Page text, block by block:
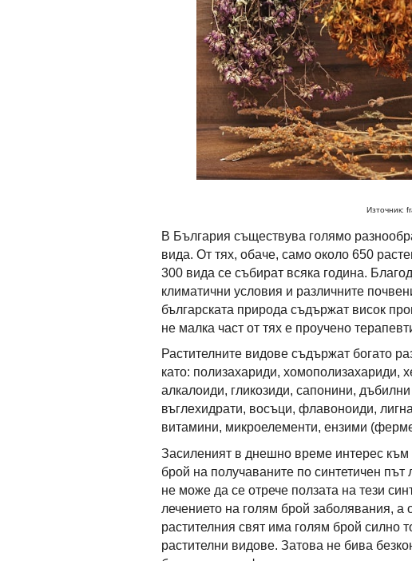
Източник:
В България съществува голямо
вида. От тях, обаче, само около 650
300 вида се събират всяка година.
климатични условия и различните
българската природа съдържат висок
не малка част от тях е проучено
Растителните видове съдържат богато
като: полизахариди, хомополизахариди,
алкалоиди, гликозиди, сапонини,
въглехидрати, восъци, флавоноиди,
витамини, микроелементи, ензими
Засиленият в днешно време интерес към
брой на получаваните по синтетичен
не може да се отрече ползата на тези
лечението на голям брой заболявания, а
растителния свят има голям брой силно
растителни видове. Затова не бива